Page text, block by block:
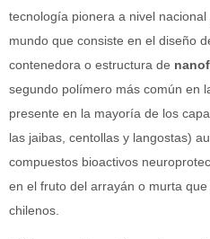
tecnología pionera a nivel
mundo que consiste en el diseño
contenedora o estructura de
segundo polímero más común en
presente en la mayoría de los
las jaibas, centollas y langostas)
compuestos bioactivos
en el fruto del arrayán o murta
chilenos.